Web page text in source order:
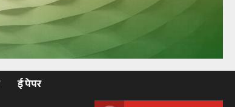
ई पेपर